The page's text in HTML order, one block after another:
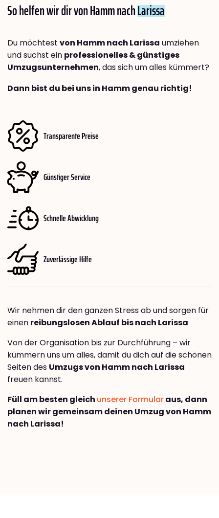
So helfen wir dir von Hamm nachLarissa
Du möchtest von Hamm nach Larissa umziehen
und suchst ein professionelles & günstiges
Umzugsunternehmen, das sich um alles kümmert?
Dann bist du bei uns in Hamm genau richtig!
Transparente Preise
Günstiger Service
Schnelle Abwicklung
Zuverlässige Hilfe
Wir nehmen dir den ganzen Stress ab und sorgen für
einen reibungslosen Ablauf bis nach Larissa
Von der Organisation bis zur Durchführung – wir
kümmern uns um alles, damit du dich auf die schönen
Seiten des Umzugs von Hamm nach Larissa
freuen kannst.
Füll am besten gleich unserer Formularaus, dann
planen wir gemeinsam deinen Umzug von Hamm
nach Larissa!